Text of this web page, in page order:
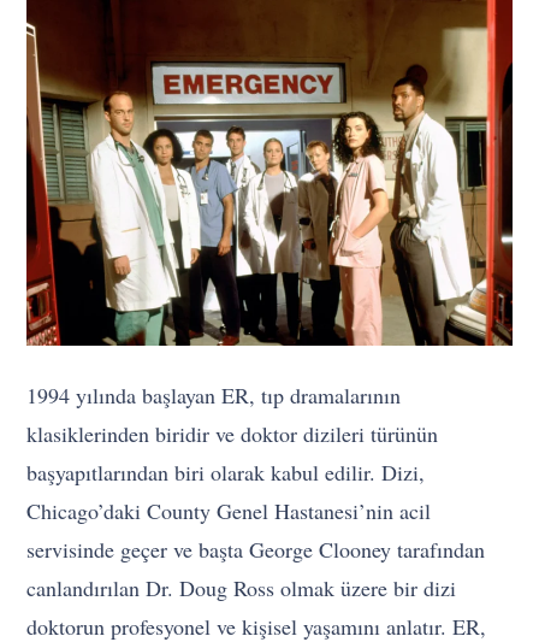
1994 yılında başlayan ER, tıp dramalarının
klasiklerinden biridir ve doktor dizileri türünün
başyapıtlarından biri olarak kabul edilir. Dizi,
Chicago’daki County Genel Hastanesi’nin acil
servisinde geçer ve başta George Clooney tarafından
canlandırılan Dr. Doug Ross olmak üzere bir dizi
doktorun profesyonel ve kişisel yaşamını anlatır. ER,